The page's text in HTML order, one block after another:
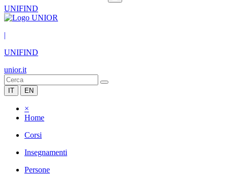
UNIFIND
|
UNIFIND
unior.it
IT EN
×
Home
Corsi
Insegnamenti
Persone